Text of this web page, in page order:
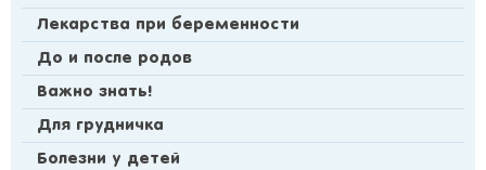
Лекарства при беременности
До и после родов
Важно знать!
Для грудничка
Болезни у детей